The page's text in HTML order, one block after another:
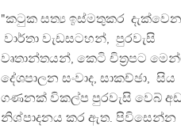
"කටුක සත්‍ය ඉස්මතුකර දැක්වෙන
වාර්තා වැඩසටහන්, පුරවැසි
වෘතාන්තයන්, කෙටි චිත්‍රපට
දේශපාලන සංවාද, සාකච්ඡා, සිය
ගණනක් විකල්ප පුරවැසි වෙබ්
නිශ්පාදනය කර ඇත. පිවිසෙන්න